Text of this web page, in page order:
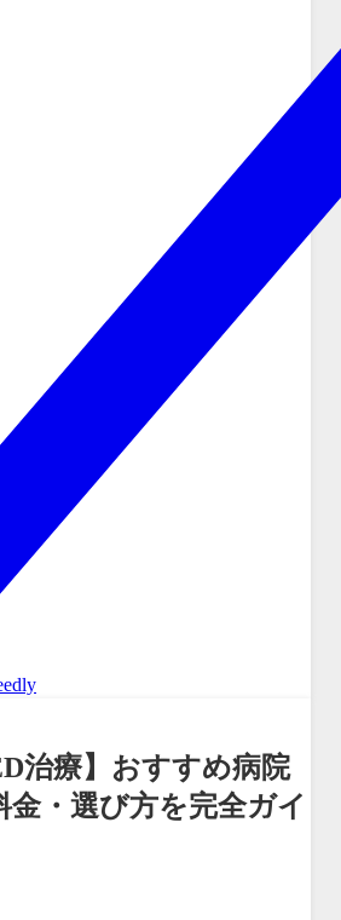
治療】おすすめ病院
金・選び方を完全ガイ